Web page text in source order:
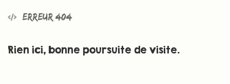
Erreur 404
Rien ici, bonne poursuite de visite.